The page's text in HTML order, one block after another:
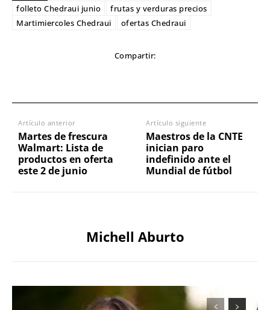
folleto Chedraui junio
frutas y verduras precios
Martimiercoles Chedraui
ofertas Chedraui
Compartir:
Artículo anterior
Martes de frescura
Walmart: Lista de
productos en oferta
este 2 de junio
Artículo siguiente
Maestros de la CNTE
inician paro
indefinido ante el
Mundial de fútbol
Michell Aburto